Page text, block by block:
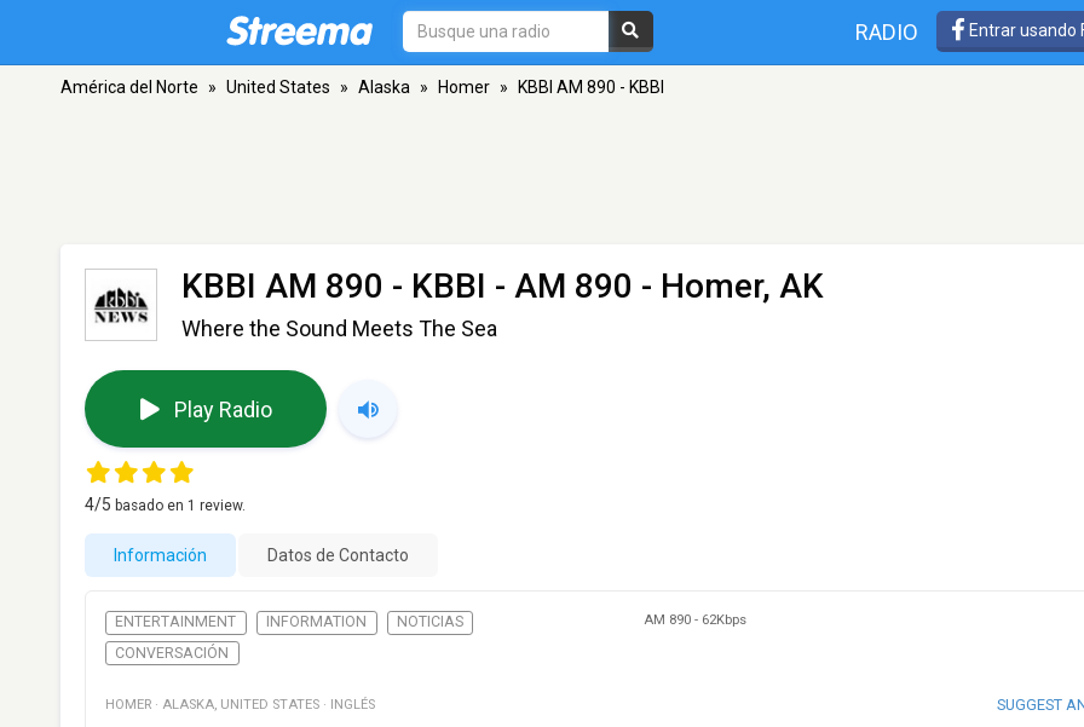
RADIO Entrar usando
América del Norte » United States » Alaska » Homer » KBBI AM 890 - KBBI
KBBI AM 890 - KBBI - AM 890 - Homer, AK
Where the Sound Meets The Sea
Play Radio
4/5 basado en 1 review.
Información Datos de Contacto
ENTERTAINMENT INFORMATION
NOTICIAS
CONVERSACIÓN
AM 890 - 62Kbps
HOMER · ALASKA, UNITED STATES · INGLÉS SUGGEST